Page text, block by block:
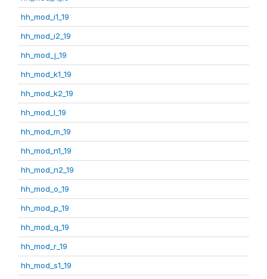
hh_mod_i1_19
hh_mod_i2_19
hh_mod_j_19
hh_mod_k1_19
hh_mod_k2_19
hh_mod_l_19
hh_mod_m_19
hh_mod_n1_19
hh_mod_n2_19
hh_mod_o_19
hh_mod_p_19
hh_mod_q_19
hh_mod_r_19
hh_mod_s1_19